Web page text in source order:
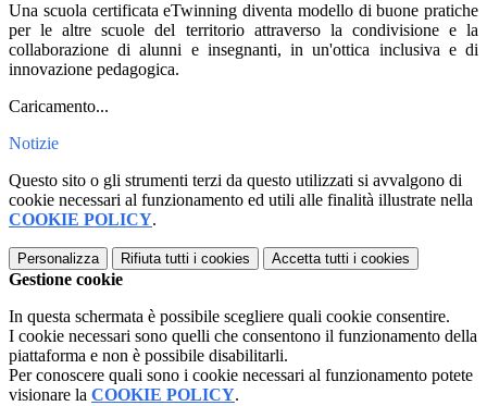
Una scuola certificata eTwinning diventa modello di buone pratiche
per le altre scuole del territorio attraverso la condivisione e la
collaborazione di alunni e insegnanti, in un'ottica inclusiva e di
innovazione pedagogica.
Caricamento...
Notizie
Questo sito o gli strumenti terzi da questo utilizzati si avvalgono di
cookie necessari al funzionamento ed utili alle finalità illustrate nella
COOKIE POLICY.
Personalizza Rifiuta tutti i cookies Accetta tutti i cookies
Gestione cookie
In questa schermata è possibile scegliere quali cookie consentire.
I cookie necessari sono quelli che consentono il funzionamento della
piattaforma e non è possibile disabilitarli.
Per conoscere quali sono i cookie necessari al funzionamento potete
visionare la COOKIE POLICY.